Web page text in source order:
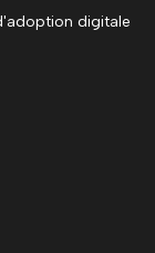
digitale